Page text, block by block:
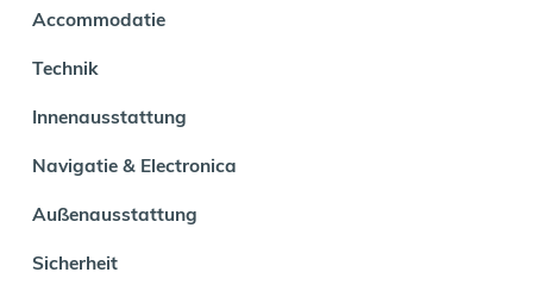
Accommodatie
Technik
Innenausstattung
Navigatie & Electronica
Außenausstattung
Sicherheit